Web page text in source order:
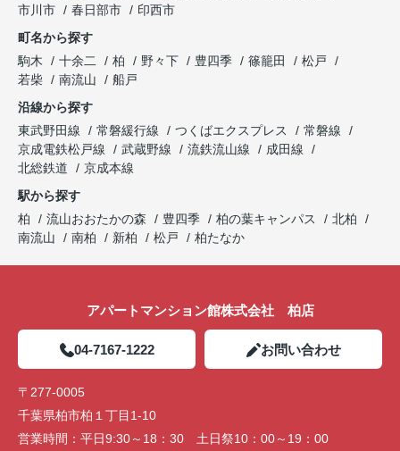
市川市
春日部市
印西市
町名から探す
駒木
十余二 柏 野々下 豊四季 篠籠田
松戸
若柴
南流山
船戸
沿線から探す
東武野田線
常磐緩行線 つくばエクスプレス
常磐線
京成電鉄松戸線
武蔵野線 流鉄流山線
成田線
北総鉄道
京成本線
駅から探す
柏
流山おおたかの森 豊四季 柏の葉キャンパス
北柏
南流山
南柏 新柏 松戸 柏たなか
アパートマンション館株式会社 柏店
04-7167-1222 お問い合わせ
〒277-0005
千葉県柏市柏１丁目1-10
営業時間： 平日9:30～18：30 土日祭10：00～19：00